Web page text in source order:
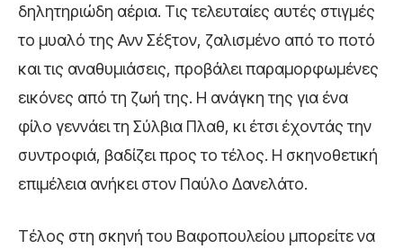
δηλητηριώδη αέρια. Τις τελευταίες αυτές στιγμές
το μυαλό της Ανν Σέξτον, ζαλισμένο από το ποτό
και τις αναθυμιάσεις, προβάλει παραμορφωμένες
εικόνες από τη ζωή της. Η ανάγκη της για ένα
φίλο γεννάει τη Σύλβια Πλαθ, κι έτσι έχοντάς την
συντροφιά, βαδίζει προς το τέλος. Η σκηνοθετική
επιμέλεια ανήκει στον Παύλο Δανελάτο.
Τέλος στη σκηνή του Βαφοπουλείου μπορείτε να